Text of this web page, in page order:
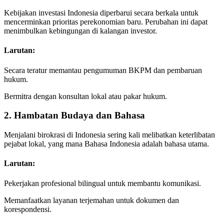
Kebijakan investasi Indonesia diperbarui secara berkala untuk
mencerminkan prioritas perekonomian baru. Perubahan ini dapat
menimbulkan kebingungan di kalangan investor.
Larutan:
Secara teratur memantau pengumuman BKPM dan pembaruan
hukum.
Bermitra dengan konsultan lokal atau pakar hukum.
2. Hambatan Budaya dan Bahasa
Menjalani birokrasi di Indonesia sering kali melibatkan keterlibatan
pejabat lokal, yang mana Bahasa Indonesia adalah bahasa utama.
Larutan:
Pekerjakan profesional bilingual untuk membantu komunikasi.
Memanfaatkan layanan terjemahan untuk dokumen dan
korespondensi.